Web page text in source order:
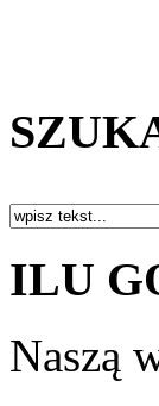
ILU
Naszą